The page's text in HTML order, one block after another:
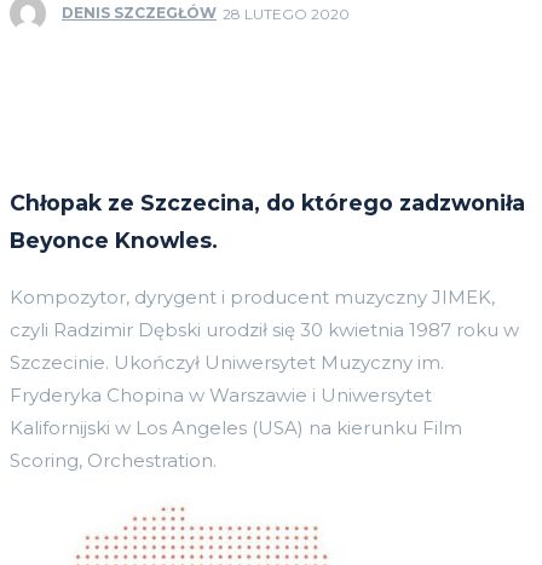
DENIS SZCZEGŁÓW 28 LUTEGO 2020
Chłopak ze Szczecina, do którego zadzwoniła
Beyonce Knowles.
Kompozytor, dyrygent i producent muzyczny JIMEK,
czyli Radzimir Dębski urodził się 30 kwietnia 1987 roku w
Szczecinie. Ukończył Uniwersytet Muzyczny im.
Fryderyka Chopina w Warszawie i Uniwersytet
Kalifornijski w Los Angeles (USA) na kierunku Film
Scoring, Orchestration.